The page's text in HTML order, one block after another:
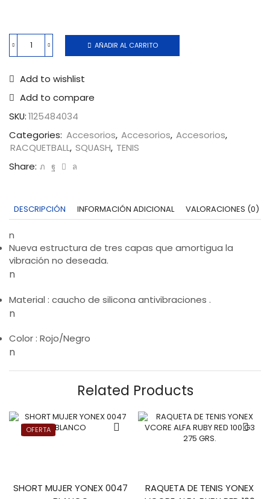
AÑADIR AL CARRITO
Add to wishlist
Add to compare
SKU:1125484034
Categories: Accesorios, Accesorios, Accesorios,
RACQUETBALL, SQUASH, TENIS
Share:
DESCRIPCIÓN INFORMACIÓN ADICIONAL VALORACIONES (0)
n
Nueva estructura de tres capas que amortigua la
vibración no deseada.
n
Material : caucho de silicona antivibraciones .
n
Color : Rojo/Negro
n
Related Products
OFERTA
SHORT MUJER YONEX 0047
RAQUETA DE TENIS YONEX